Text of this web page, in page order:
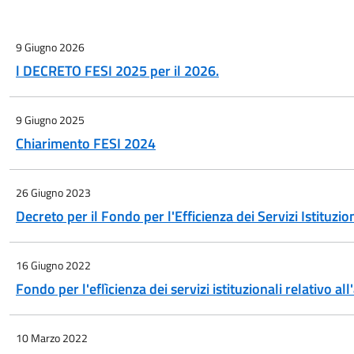
9 Giugno 2026
l DECRETO FESI 2025 per il 2026.
9 Giugno 2025
Chiarimento FESI 2024
26 Giugno 2023
Decreto per il Fondo per l'Efficienza dei Servizi
16 Giugno 2022
Fondo per l'eflìcienza dei servizi istituzionali relativo
10 Marzo 2022